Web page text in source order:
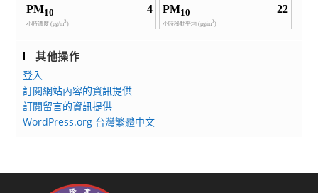
其他操作
登入
訂閱網站內容的資訊提供
訂閱留言的資訊提供
WordPress.org 台灣繁體中文